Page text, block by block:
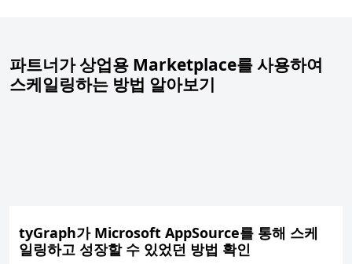
파트너가 상업용 Marketplace를 사용하여
스케일링하는 방법 알아보기
tyGraph가 Microsoft AppSource를 통해 스케
일링하고 성장할 수 있었던 방법 확인